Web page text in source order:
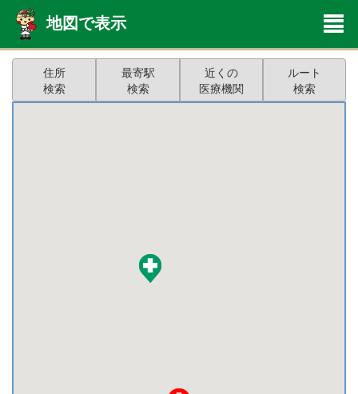
地図で表示
住所
検索
最寄駅
検索
近くの
医療機関
ルート
検索